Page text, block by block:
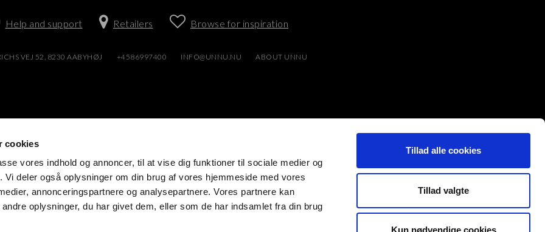
cookies
vores indhold og annoncer, til at vise dig funktioner til sociale medier og
deler også oplysninger om din brug af vores hjemmeside med vores
annonceringspartnere og analysepartnere. Vores partnere kan
oplysninger, du har givet dem, eller som de har indsamlet fra din brug
Tillad alle cookies
Tillad valgte
Kun nødvendige cookies
Help and support Retailers Browse for inspiration
VEJ 52, 8230 AABYHØJ +4586997400 INFO@UNNU.NU ABOUT UNNU